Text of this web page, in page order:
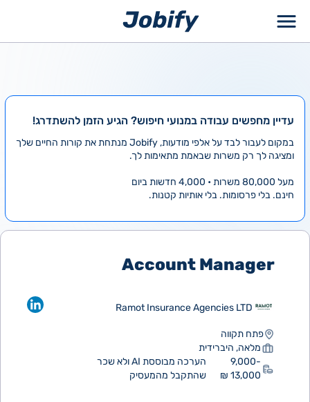
עדיין מחפשים עבודה במנועי חיפוש? הגיע הזמן להשתדרג!
במקום לעבור לבד על אלפי מודעות, Jobify מנתחת את קורות החיים שלך
ומציגה לך רק משרות שבאמת מתאימות לך.
מעל 80,000 משרות • 4,000 חדשות ביום
חינם. בלי פרסומות. בלי אותיות קטנות.
Account Manager
Ramot Insurance Agencies LTD
פתח תקווה
מלאה, היברידית
9,000-
13,000 ₪
הערכה מבוססת AI ולא שכר
שהתקבל מהמעסיק